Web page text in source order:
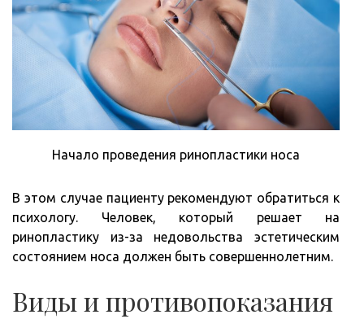
Начало проведения ринопластики носа
В этом случае пациенту рекомендуют обратиться к
психологу. Человек, который решает на
ринопластику из-за недовольства эстетическим
состоянием носа должен быть совершеннолетним.
Виды и противопоказания